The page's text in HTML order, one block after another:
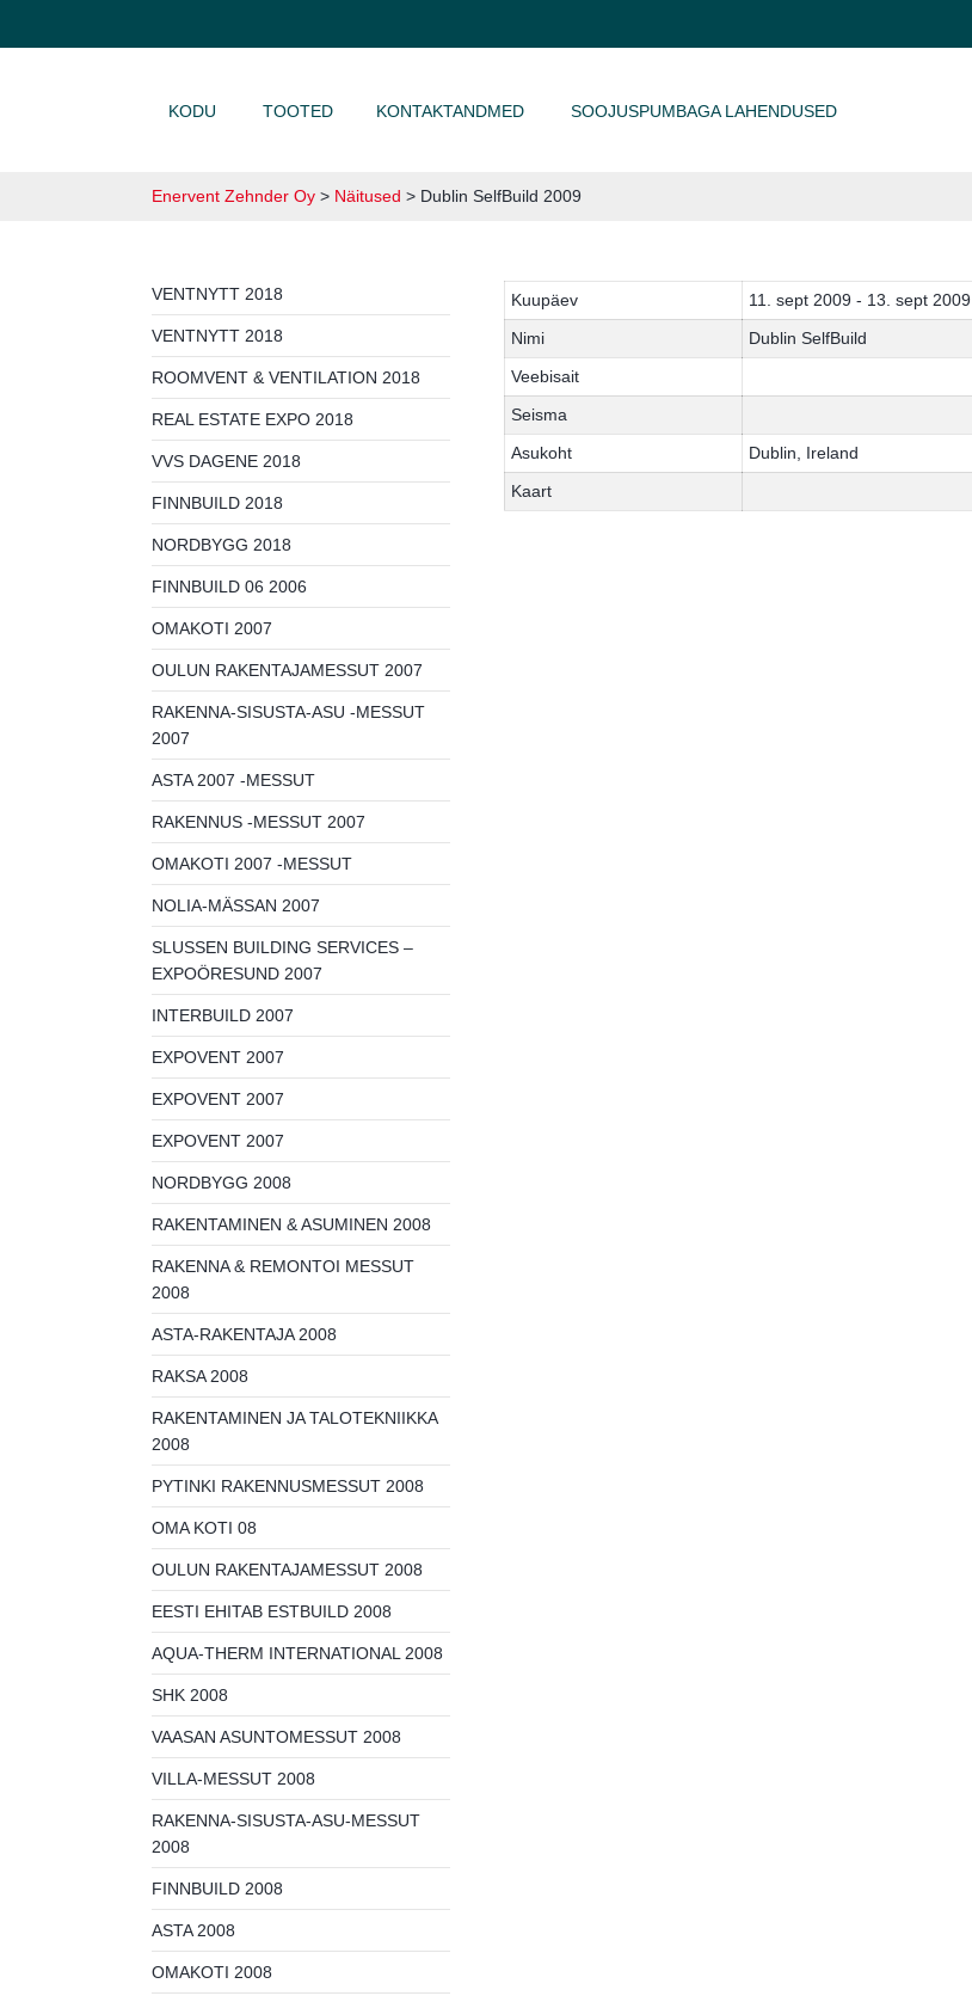
KODU TOOTED KONTAKTANDMED SOOJUSPUMBAGA LAHENDUSED
Enervent Zehnder Oy > Näitused > Dublin SelfBuild 2009
VENTNYTT 2018
VENTNYTT 2018
ROOMVENT & VENTILATION 2018
REAL ESTATE EXPO 2018
VVS DAGENE 2018
FINNBUILD 2018
NORDBYGG 2018
FINNBUILD 06 2006
OMAKOTI 2007
OULUN RAKENTAJAMESSUT 2007
RAKENNA-SISUSTA-ASU -MESSUT
2007
ASTA 2007 -MESSUT
RAKENNUS -MESSUT 2007
OMAKOTI 2007 -MESSUT
NOLIA-MÄSSAN 2007
SLUSSEN BUILDING SERVICES –
EXPOÖRESUND 2007
INTERBUILD 2007
EXPOVENT 2007
EXPOVENT 2007
EXPOVENT 2007
NORDBYGG 2008
RAKENTAMINEN & ASUMINEN 2008
RAKENNA & REMONTOI MESSUT
2008
ASTA-RAKENTAJA 2008
RAKSA 2008
RAKENTAMINEN JA TALOTEKNIIKKA
2008
PYTINKI RAKENNUSMESSUT 2008
OMA KOTI 08
OULUN RAKENTAJAMESSUT 2008
EESTI EHITAB ESTBUILD 2008
AQUA-THERM INTERNATIONAL 2008
SHK 2008
VAASAN ASUNTOMESSUT 2008
VILLA-MESSUT 2008
RAKENNA-SISUSTA-ASU-MESSUT
2008
FINNBUILD 2008
ASTA 2008
OMAKOTI 2008
Kuupäev
11. sept 2009 - 13. sept 2009
Nimi
Dublin SelfBuild
Veebisait
Seisma
Asukoht
Dublin, Ireland
Kaart